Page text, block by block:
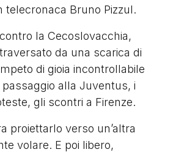
telecronaca Bruno Pizzul.
la Cecoslovacchia,
da una scarica di
di gioia incontrollabile
alla Juventus, i
gli scontri a Firenze.
proiettarlo verso un’altra
volare. E poi libero,